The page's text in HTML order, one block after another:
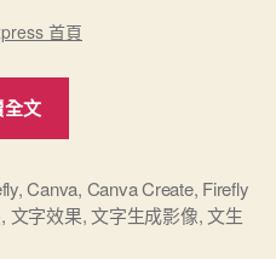
首頁
文
Firefly
AI
,Canva, Canva Create, Firefly
, 文字效果,文字生成影像,文生